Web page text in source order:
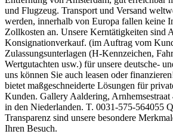
und Flugzeug. Transport und Versand
werden, innerhalb von Europa fallen keine
Zollkosten an. Unsere Kerntätigkeiten sind
Konsignationverkauf. (im Auftrag vom
Zulassungsunterlagen (H-Kennzeichen,
Wertgutachten usw.) für unsere deutsche-
uns können Sie auch leasen oder
bietet maßgeschneiderte Lösungen für
Kunden. Gallery Aaldering,
in den Niederlanden. T. 0031-575-564055
Transparenz sind unsere besondere
Ihren Besuch.